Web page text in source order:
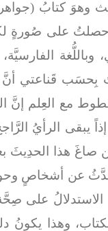
كتابُ (جواهر
حصلتُ على
الحجري سنة (1333)
بِحسَب قَناعتي
مع العِلم
إذاً يبقى الرأيُ
هذا الحدِيثَ بعدَ
عن أشخاصٍ
الاستدلالُ
وهذا